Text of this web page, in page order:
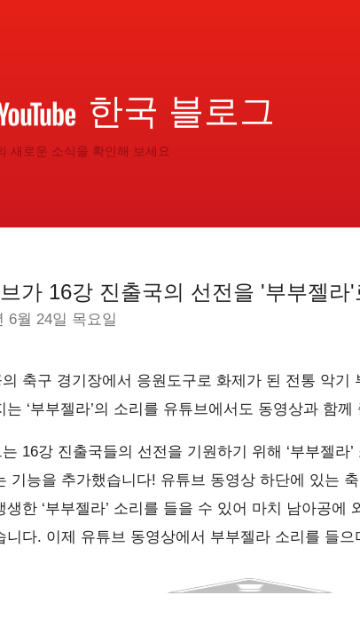
한국 블로그
새로운 소식을 확인해 보세요
가 16강 진출국의 선전을 '부부젤라
6월 24일 목요일
의 축구 경기장에서 응원도구로 화제가 된 전통 악기
는 ‘부부젤라’의 소리를 유튜브에서도 동영상과 함
16강 진출국들의 선전을 기원하기 위해 ‘부부젤라
기능을 추가했습니다! 유튜브 동영상 하단에 있는
생한 ‘부부젤라’ 소리를 들을 수 있어 마치 남아공에
니다. 이제 유튜브 동영상에서 부부젤라 소리를 들